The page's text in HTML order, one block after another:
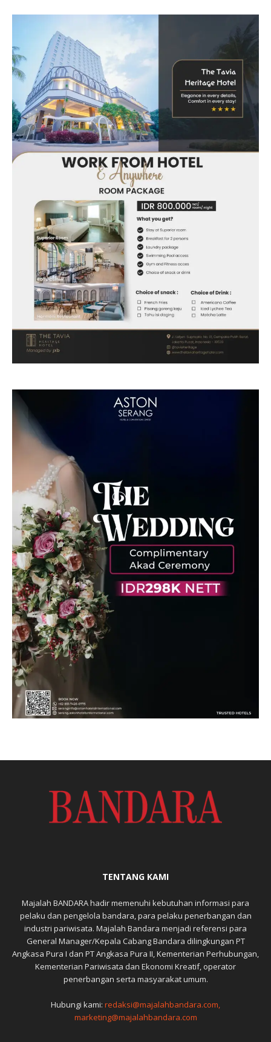
TENTANG KAMI
Majalah BANDARA hadir memenuhi kebutuhan informasi para
pelaku dan pengelola bandara, para pelaku penerbangan dan
industri pariwisata. Majalah Bandara menjadi referensi para
General Manager/Kepala Cabang Bandara dilingkungan PT
Angkasa Pura I dan PT Angkasa Pura II, Kementerian Perhubungan,
Kementerian Pariwisata dan Ekonomi Kreatif, operator
penerbangan serta masyarakat umum.
Hubungi kami: redaksi@majalahbandara.com,
marketing@majalahbandara.com